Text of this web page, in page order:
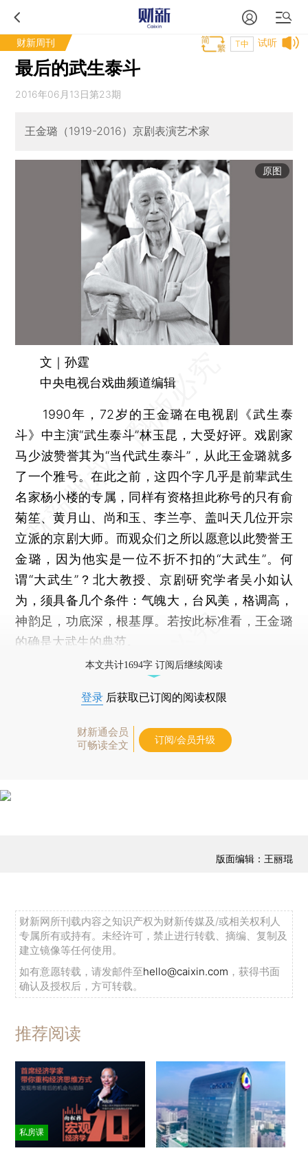
财新周刊 试听
T中
最后的武生泰斗
2016年06月13日第23期
王金璐（1919-2016）京剧表演艺术家
原图
文｜孙霆
中央电视台戏曲频道编辑
1990年，72岁的王金璐在电视剧《武生泰
斗》中主演“武生泰斗”林玉昆，大受好评。戏剧家
马少波赞誉其为“当代武生泰斗”，从此王金璐就多
了一个雅号。在此之前，这四个字几乎是前辈武生
名家杨小楼的专属，同样有资格担此称号的只有俞
菊笙、黄月山、尚和玉、李兰亭、盖叫天几位开宗
立派的京剧大师。而观众们之所以愿意以此赞誉王
金璐，因为他实是一位不折不扣的“大武生”。何
谓“大武生”？北大教授、京剧研究学者吴小如认
为，须具备几个条件：气魄大，台风美，格调高，
神韵足，功底深，根基厚。若按此标准看，王金璐
的确是大武生的典范。
本文共计1694字 订阅后继续阅读
登录 后获取已订阅的阅读权限
财新通会员
可畅读全文
订阅/会员升级
版面编辑：王丽琨
财新网所刊载内容之知识产权为财新传媒及/或相关权利人
专属所有或持有。未经许可，禁止进行转载、摘编、复制及
建立镜像等任何使用。
如有意愿转载，请发邮件至hello@caixin.com ，获得书面
确认及授权后，方可转载。
推荐阅读
私房课